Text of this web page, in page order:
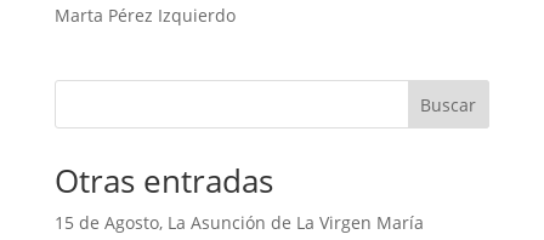
Marta Pérez Izquierdo
Buscar
Otras entradas
15 de Agosto, La Asunción de La Virgen María